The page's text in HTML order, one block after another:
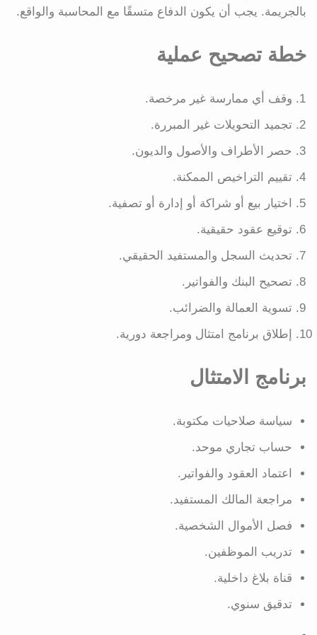
بالجريمة. يجب أن يكون الدفاع متسقًا مع المحاسبة والواقع.
خطة تصحيح عملية
وقف أي ممارسة غير مرخصة.
تجميد التحويلات غير المبررة.
حصر الأطراف والأصول والديون.
تقييم التراخيص الممكنة.
اختيار بيع أو شراكة أو إدارة أو تصفية.
توقيع عقود حقيقية.
تحديث السجل والمستفيد الحقيقي.
تصحيح البنك والفواتير.
تسوية العمالة والضرائب.
إطلاق برنامج امتثال ومراجعة دورية.
برنامج الامتثال
سياسة صلاحيات مكتوبة.
حساب تجاري موحد.
اعتماد العقود والفواتير.
مراجعة المالك المستفيد.
فصل الأموال الشخصية.
تدريب الموظفين.
قناة بلاغ داخلية.
تدقيق سنوي.